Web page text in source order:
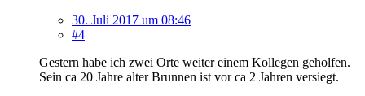
30. Juli 2017 um 08:46
#4
Gestern habe ich zwei Orte weiter einem Kollegen geholfen.
Sein ca 20 Jahre alter Brunnen ist vor ca 2 Jahren versiegt.